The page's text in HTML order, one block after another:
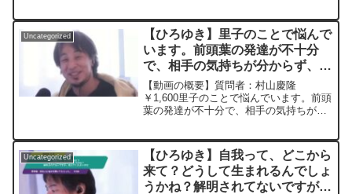
を2つ送るコメントサブスクというサービ
スです。T...
Uncategorized
【ひろゆき】里子のことで悩んで
います。前頭葉の発達が不十分
で、相手の気持ちが分からず、自
分にされて嫌なことを相手にして
しまいますー ひろゆき切り抜
き 20240522
【動画の概要】質問者：村山慶隆
￥1,600里子のことで悩んでいます。前頭
葉の発達が不十分で、相手の気持ちが分
に、故意の時と故意ではないこともあ
り、里子自身も「やってしま...
Uncategorized
【ひろゆき】自我って、どこから
来て？どうして生まれるんでしょ
うかね？解明されてないですが、